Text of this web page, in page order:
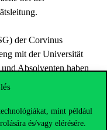
mint például
és/vagy elérésére.
der Corvinus
mit der Universität
Absolventen haben
mit zudem
besser
bei Corvinus im